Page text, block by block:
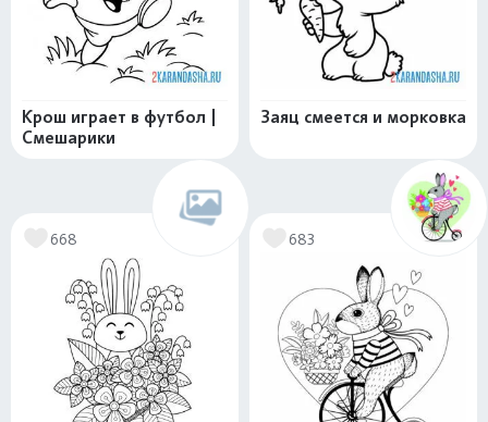
Крош играет в футбол |
Смешарики
Заяц смеется и морковка
668 683